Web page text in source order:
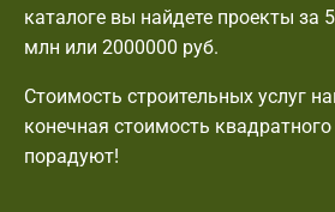
каталоге вы найдете проекты за
млн или 2000000 руб.
Стоимость строительных услуг
конечная стоимость
порадуют!